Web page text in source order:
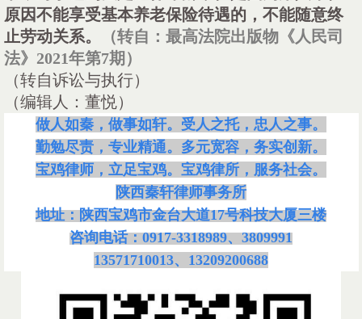
原因不能享受基本养老保险待遇的，不能随意终
止劳动关系。
（转自：最高法院出版物《人民司
法》 2021年第7期）
（转自诉讼与执行）
（编辑人：董悦）
做人如秦，做事如轩。受人之托，忠人之事。
勤勉尽责，专业精通。多元宽容，务实创新。
宝鸡律师，立足宝鸡。宝鸡律所，服务社会。
陕西秦轩律师事务所
地址：陕西宝鸡市金台大道17号科技大厦三楼
咨询电话：0917-3318989、3809991
13571710013、13209200688